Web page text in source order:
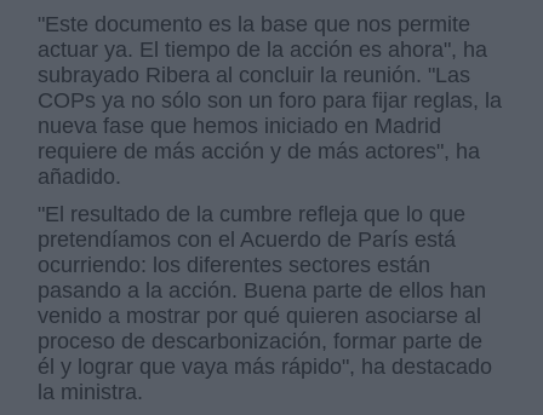
"Este documento es la base que nos permite
actuar ya. El tiempo de la acción es ahora", ha
subrayado Ribera al concluir la reunión. "Las
COPs ya no sólo son un foro para fijar reglas, la
nueva fase que hemos iniciado en Madrid
requiere de más acción y de más actores", ha
añadido.
"El resultado de la cumbre refleja que lo que
pretendíamos con el Acuerdo de París está
ocurriendo: los diferentes sectores están
pasando a la acción. Buena parte de ellos han
venido a mostrar por qué quieren asociarse al
proceso de descarbonización, formar parte de
él y lograr que vaya más rápido", ha destacado
la ministra.